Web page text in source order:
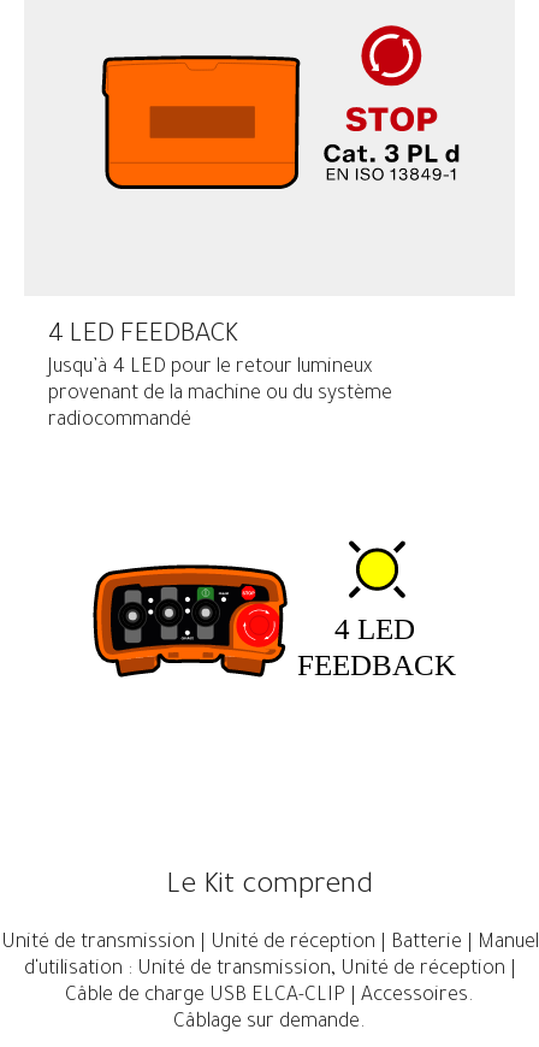
4 LED FEEDBACK
Jusqu’à 4 LED pour le retour lumineux
provenant de la machine ou du système
radiocommandé
Le Kit comprend
Unité de transmission | Unité de réception | Batterie | Manuel
d'utilisation : Unité de transmission, Unité de réception |
Câble de charge USB ELCA-CLIP | Accessoires.
Câblage sur demande.